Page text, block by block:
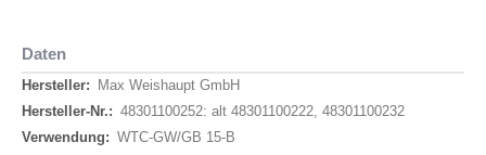
Daten
Daten
Max Weishaupt GmbH
48301100252: alt 48301100222, 48301100232
WTC-GW/GB 15-B